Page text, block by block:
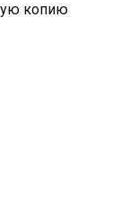
копию